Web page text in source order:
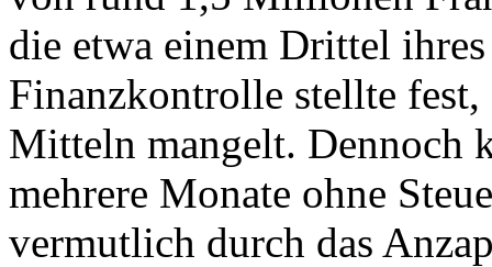
die etwa einem Drittel
Finanzkontrolle stellte
Mitteln mangelt. Dennoch
mehrere Monate ohne
vermutlich durch das